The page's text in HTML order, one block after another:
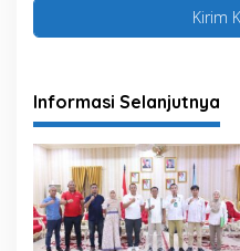
Informasi Selanjutnya